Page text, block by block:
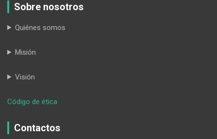
Sobre nosotros
Quiénes somos
Misión
Visión
Código de ética
Diego
Contactos